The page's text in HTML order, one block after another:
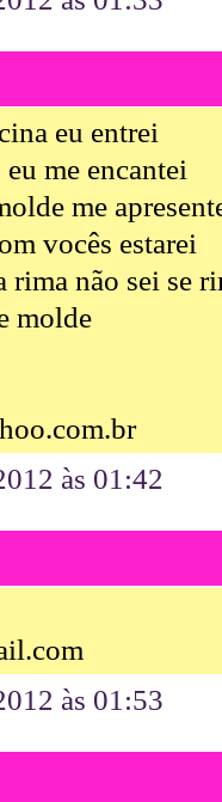
eu entrei
me encantei
me
vocês estarei
rima não sei se
molde
às 01:42
às 01:53